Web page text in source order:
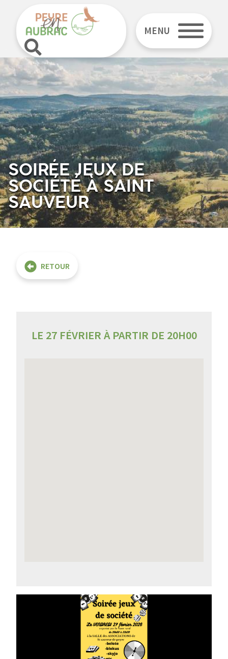
MENU
SOIRÉE JEUX DE
SOCIÉTÉ À SAINT
SAUVEUR
RETOUR
LE 27 FÉVRIER À PARTIR DE 20H00